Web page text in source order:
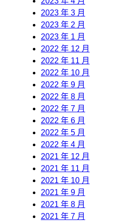
2023 年 3 月
2023 年 2 月
2023 年 1 月
2022 年 12 月
2022 年 11 月
2022 年 10 月
2022 年 9 月
2022 年 8 月
2022 年 7 月
2022 年 6 月
2022 年 5 月
2022 年 4 月
2021 年 12 月
2021 年 11 月
2021 年 10 月
2021 年 9 月
2021 年 8 月
2021 年 7 月